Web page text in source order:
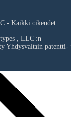
- Kaikki oikeudet
, LLC:n
Yhdysvaltain patentti-